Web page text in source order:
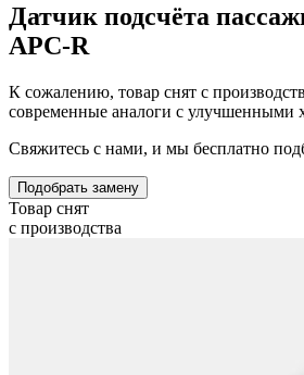
Датчик подсчёта
APC-R
К сожалению, товар снят с
современные аналоги с улучшенными
Свяжитесь с нами, и мы бесплатно
Подобрать замену
Товар снят
с производства